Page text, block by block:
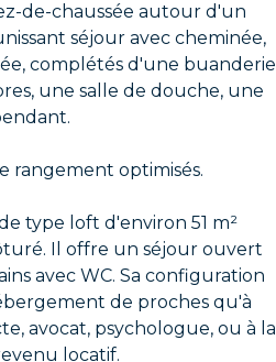
de-chaussée autour d'un
séjour avec cheminée,
complétés d'une buanderie
une salle de douche, une
rangement optimisés.
type loft d'environ 51 m²
Il offre un séjour ouvert
avec WC. Sa configuration
de proches qu'à
avocat, psychologue, ou à la
locatif.